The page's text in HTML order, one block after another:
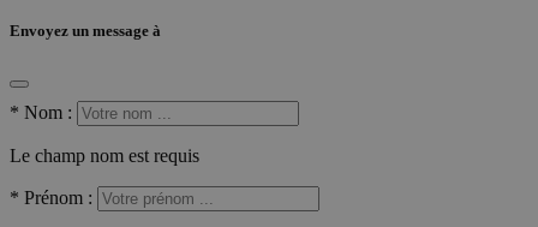
Envoyez un message à
* Nom :
Le champ nom est requis
* Prénom :